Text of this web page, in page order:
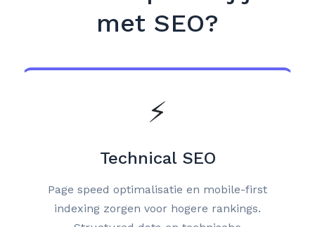
met SEO?
⚡
Technical SEO
Page speed optimalisatie en mobile-first
indexing zorgen voor hogere rankings.